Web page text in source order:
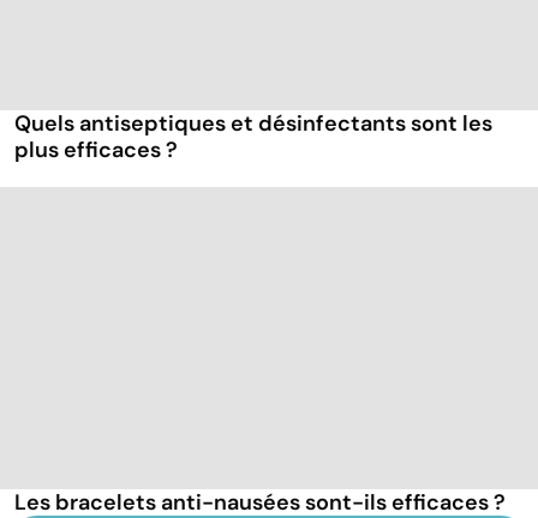
Quels antiseptiques et désinfectants sont les
plus efficaces ?
Les bracelets anti-nausées sont-ils efficaces ?